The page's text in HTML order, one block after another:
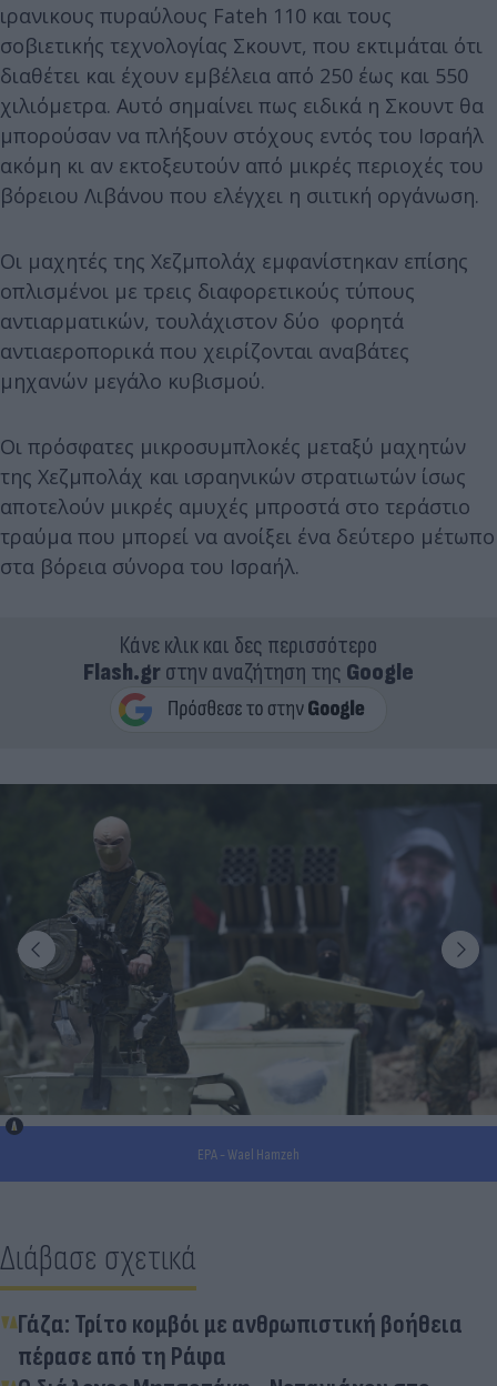
ιρανικους πυραύλους Fateh 110 και τους
σοβιετικής τεχνολογίας Σκουντ, που εκτιμάται ότι
διαθέτει και έχουν εμβέλεια από 250 έως και 550
χιλιόμετρα. Αυτό σημαίνει πως ειδικά η Σκουντ θα
μπορούσαν να πλήξουν στόχους εντός του Ισραήλ
ακόμη κι αν εκτοξευτούν από μικρές περιοχές του
βόρειου Λιβάνου που ελέγχει η σιιτική οργάνωση.
Οι μαχητές της Χεζμπολάχ εμφανίστηκαν επίσης
οπλισμένοι με τρεις διαφορετικούς τύπους
αντιαρματικών, τουλάχιστον δύο φορητά
αντιαεροπορικά που χειρίζονται αναβάτες
μηχανών μεγάλο κυβισμού.
Οι πρόσφατες μικροσυμπλοκές μεταξύ μαχητών
της Χεζμπολάχ και ισραηνικών στρατιωτών ίσως
αποτελούν μικρές αμυχές μπροστά στο τεράστιο
τραύμα που μπορεί να ανοίξει ένα δεύτερο μέτωπο
στα βόρεια σύνορα του Ισραήλ.
Κάνε κλικ και δες περισσότερο
Flash.grστην αναζήτηση της Google
EPA - Wael Hamzeh
Διάβασε σχετικά
Γάζα: Τρίτο κομβόι με ανθρωπιστική βοήθεια
πέρασε από τη Ράφα